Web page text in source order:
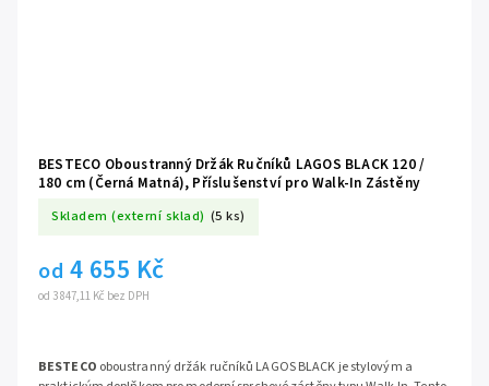
BESTECO Oboustranný Držák Ručníků LAGOS BLACK 120 /
180 cm (Černá Matná), Příslušenství pro Walk-In Zástěny
Skladem (externí sklad) (5 ks)
od 3 847,11 Kč bez DPH
od 4 655 Kč
BESTECO oboustranný držák ručníků LAGOS BLACK je stylovým a